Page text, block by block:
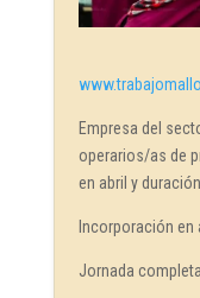
Empresa del
operarios/as de
en abril y
Incorporación en
Jornada completa